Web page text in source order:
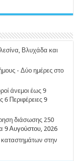
Βλυχάδα και
- Δύο ημέρες στο
άνεμοι έως 9
6 Περιφέρειες 9
διάσωσης 250
9 Αυγούστου, 2026
στην